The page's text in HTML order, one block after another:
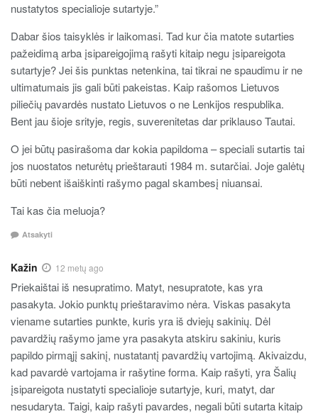
nustatytos specialioje sutartyje.”
Dabar šios taisyklės ir laikomasi. Tad kur čia matote sutarties
pažeidimą arba įsipareigojimą rašyti kitaip negu įsipareigota
sutartyje? Jei šis punktas netenkina, tai tikrai ne spaudimu ir ne
ultimatumais jis gali būti pakeistas. Kaip rašomos Lietuvos
piliečių pavardės nustato Lietuvos o ne Lenkijos respublika.
Bent jau šioje srityje, regis, suverenitetas dar priklauso Tautai.
O jei būtų pasirašoma dar kokia papildoma – speciali sutartis tai
jos nuostatos neturėtų prieštarauti 1984 m. sutarčiai. Joje galėtų
būti nebent išaiškinti rašymo pagal skambesį niuansai.
Tai kas čia meluoja?
Atsakyti
Kažin 12 metų ago
Priekaištai iš nesupratimo. Matyt, nesupratote, kas yra
pasakyta. Jokio punktų prieštaravimo nėra. Viskas pasakyta
viename sutarties punkte, kuris yra iš dviejų sakinių. Dėl
pavardžių rašymo jame yra pasakyta atskiru sakiniu, kuris
papildo pirmąjį sakinį, nustatantį pavardžių vartojimą. Akivaizdu,
kad pavardė vartojama ir rašytine forma. Kaip rašyti, yra Šalių
įsipareigota nustatyti specialioje sutartyje, kuri, matyt, dar
nesudaryta. Taigi, kaip rašyti pavardes, negali būti sutarta kitaip